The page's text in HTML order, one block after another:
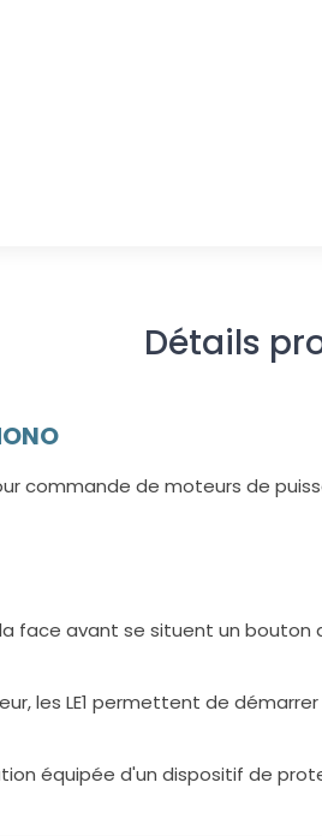
Détails
commande de moteurs de
face avant se situent un
les LE1 permettent de
équipée d'un dispositif de